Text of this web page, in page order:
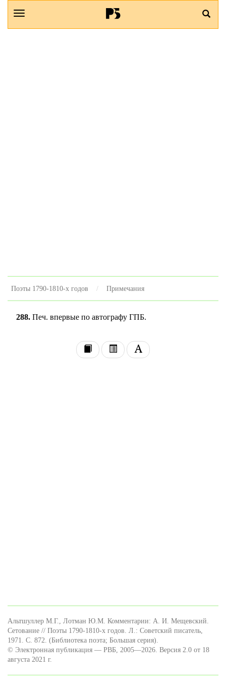
Поэты 1790-1810-х годов Примечания
288. Печ. впервые по автографу ГПБ.
Альтшуллер М.Г., Лотман Ю.М. Комментарии: А. И. Мещевский.
Сетование // Поэты 1790-1810-х годов. Л.: Советский писатель,
1971. С. 872. (Библиотека поэта; Большая серия).
© Электронная публикация — РВБ, 2005—2026. Версия 2.0 от 18
августа 2021 г.